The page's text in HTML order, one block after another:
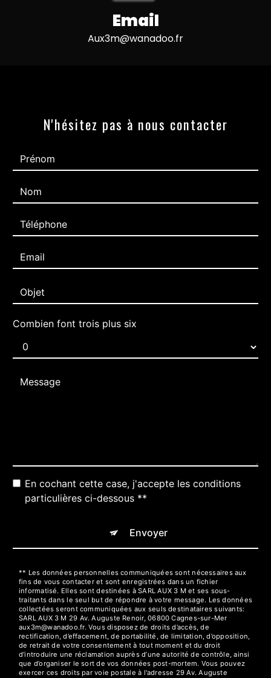
Email
aux3m@wanadoo.fr
N'hésitez pas à nous contacter
Combien font trois plus six
En cochant cette case, j'accepte les conditions
particulières ci-dessous **
Envoyer
** Les données personnelles communiquées sont nécessaires aux
fins de vous contacter et sont enregistrées dans un fichier
informatisé. Elles sont destinées à SARL AUX 3 M et ses sous-
traitants dans le seul but de répondre à votre message. Les données
collectées seront communiquées aux seuls destinataires suivants:
SARL AUX 3 M 29 Av. Auguste Renoir, 06800 Cagnes-sur-Mer
aux3m@wanadoo.fr. Vous disposez de droits d’accès, de
rectification, d’effacement, de portabilité, de limitation, d’opposition,
de retrait de votre consentement à tout moment et du droit
d’introduire une réclamation auprès d’une autorité de contrôle, ainsi
que d’organiser le sort de vos données post-mortem. Vous pouvez
exercer ces droits par voie postale à l'adresse 29 Av. Auguste